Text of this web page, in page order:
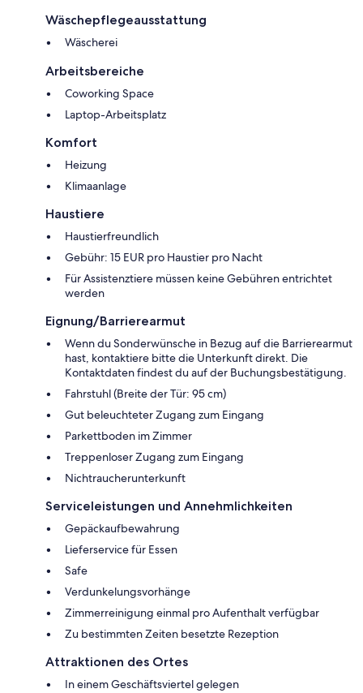
Wäschepflegeausstattung
Wäscherei
Arbeitsbereiche
Coworking Space
Laptop-Arbeitsplatz
Komfort
Heizung
Klimaanlage
Haustiere
Haustierfreundlich
Gebühr: 15 EUR pro Haustier pro Nacht
Für Assistenztiere müssen keine Gebühren entrichtet
werden
Eignung/Barrierearmut
Wenn du Sonderwünsche in Bezug auf die Barrierearmut
hast, kontaktiere bitte die Unterkunft direkt. Die
Kontaktdaten findest du auf der Buchungsbestätigung.
Fahrstuhl (Breite der Tür: 95 cm)
Gut beleuchteter Zugang zum Eingang
Parkettboden im Zimmer
Treppenloser Zugang zum Eingang
Nichtraucherunterkunft
Serviceleistungen und Annehmlichkeiten
Gepäckaufbewahrung
Lieferservice für Essen
Safe
Verdunkelungsvorhänge
Zimmerreinigung einmal pro Aufenthalt verfügbar
Zu bestimmten Zeiten besetzte Rezeption
Attraktionen des Ortes
In einem Geschäftsviertel gelegen